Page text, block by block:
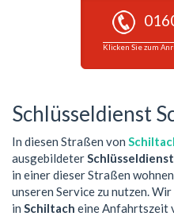
Klicken Sie zum
Schlüsseldienst
In diesen Straßen von
ausgebildeterSchlüsseldienst
in einer dieser Straßen
unseren Service zu nutzen.
in Schiltach eine Anfahrtszeit